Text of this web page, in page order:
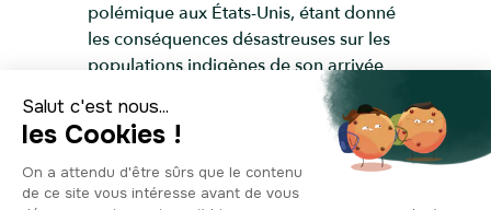
polémique aux États-Unis, étant donné
les conséquences désastreuses sur les
populations indigènes de son arrivée
dans cette partie du monde. L’État de
Californie a décidé d’enlever toutes ses
statues de Christophe Colomb. Les
responsables du service culturel disent
en effet que ces statues ne sont pas en